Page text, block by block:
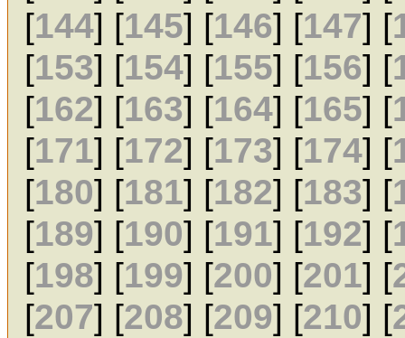
[144] [145] [146] [147] [
[153] [154] [155] [156] [
[162] [163] [164] [165] [
[171] [172] [173] [174] [
[180] [181] [182] [183] [
[189] [190] [191] [192] [
[198] [199] [200] [201] [
[207] [208] [209] [210] [